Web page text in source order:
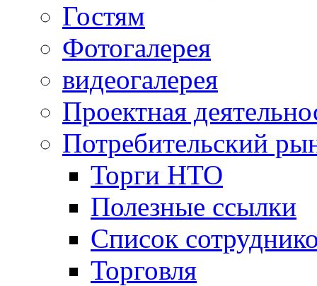
Гостям
Фотогалерея
видеогалерея
Проектная
Потребительский
Торги НТО
Полезные ссылки
Список
Торговля